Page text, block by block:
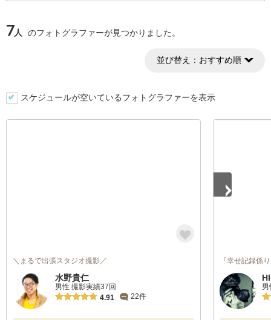
7人 のフォトグラファーが見つかりました。
並び替え： おすすめ順
スケジュールが空いているフォトグラファーを表示
＼まるで出張スタジオ撮影／
水野貴仁
男性 撮影実績37回
4.91
22件
『幸せ記録係